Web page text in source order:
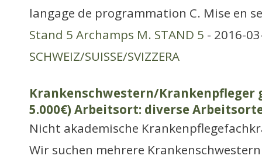
langage de programmation C. Mise en
Stand 5 Archamps M. STAND 5 - 2016-
SCHWEIZ/SUISSE/SVIZZERA
Krankenschwestern/Krankenpfleger
5.000€) Arbeitsort: diverse
Nicht akademische
Wir suchen mehrere